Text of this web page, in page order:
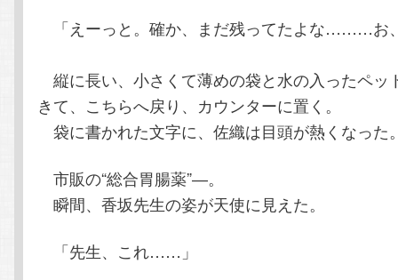
「えーっと。確か、まだ残ってたよな………お
縦に長い、小さくて薄めの袋と水の入ったペッ
きて、こちらへ戻り、カウンターに置く。
袋に書かれた文字に、佐織は目頭が熱くなった
市販の“総合胃腸薬”―。
瞬間、香坂先生の姿が天使に見えた。
「先生、これ……」